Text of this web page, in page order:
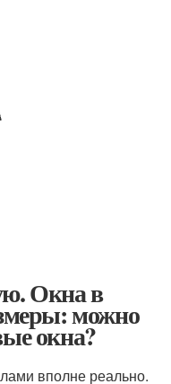
Окна в
можно
окна?
вполне реально.